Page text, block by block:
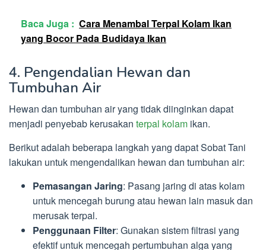
Baca Juga : Cara Menambal Terpal Kolam Ikan
yang Bocor Pada Budidaya Ikan
4. Pengendalian Hewan dan
Tumbuhan Air
Hewan dan tumbuhan air yang tidak diinginkan dapat
menjadi penyebab kerusakan terpal kolam ikan.
Berikut adalah beberapa langkah yang dapat Sobat Tani
lakukan untuk mengendalikan hewan dan tumbuhan air:
Pemasangan Jaring: Pasang jaring di atas kolam
untuk mencegah burung atau hewan lain masuk dan
merusak terpal.
Penggunaan Filter: Gunakan sistem filtrasi yang
efektif untuk mencegah pertumbuhan alga yang